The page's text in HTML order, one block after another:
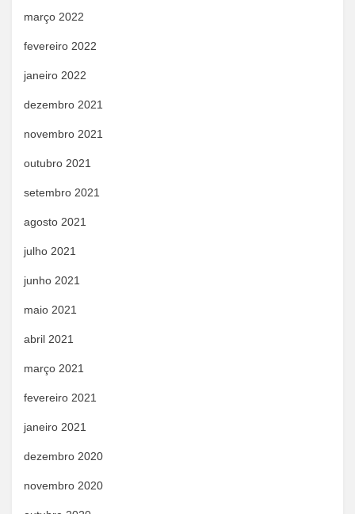
março 2022
fevereiro 2022
janeiro 2022
dezembro 2021
novembro 2021
outubro 2021
setembro 2021
agosto 2021
julho 2021
junho 2021
maio 2021
abril 2021
março 2021
fevereiro 2021
janeiro 2021
dezembro 2020
novembro 2020